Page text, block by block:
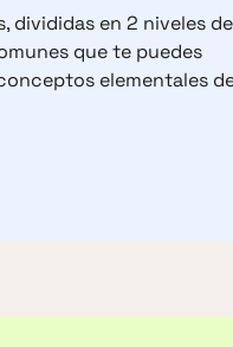
divididas en 2 niveles de
que te puedes
elementales